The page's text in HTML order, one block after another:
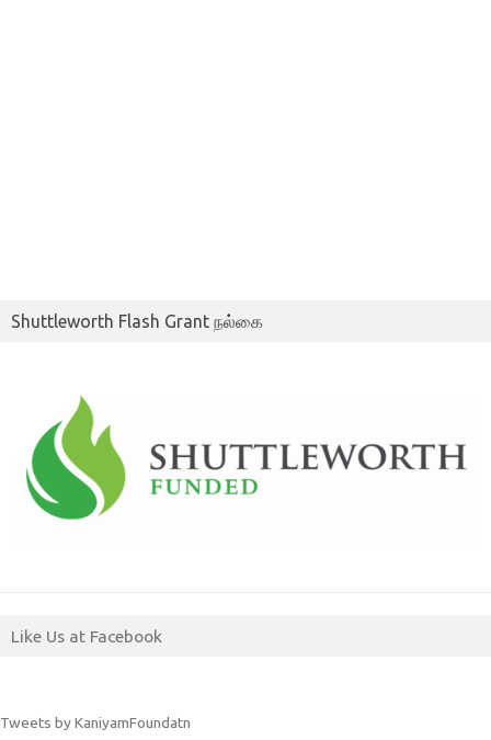
Shuttleworth Flash Grant நல்கை
Like Us at Facebook
Tweets by KaniyamFoundatn